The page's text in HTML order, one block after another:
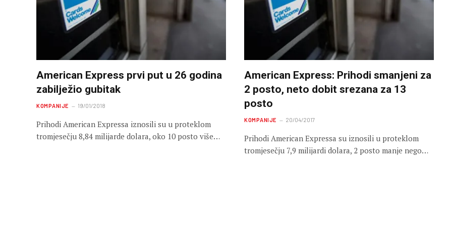
American Express prvi put u 26 godina
zabilježio gubitak
KOMPANIJE 19/01/2018
Prihodi American Expressa iznosili su u proteklom
tromjesečju 8,84 milijarde dolara, oko 10 posto više…
American Express: Prihodi smanjeni za
2 posto, neto dobit srezana za 13
posto
KOMPANIJE 20/04/2017
Prihodi American Expressa su iznosili u proteklom
tromjesečju 7,9 milijardi dolara, 2 posto manje nego…